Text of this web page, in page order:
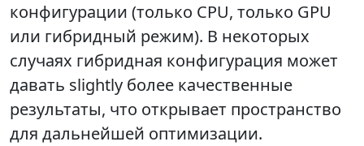
конфигурации (только CPU, только GPU
или гибридный режим). В некоторых
случаях гибридная конфигурация может
давать slightly более качественные
результаты, что открывает пространство
для дальнейшей оптимизации.